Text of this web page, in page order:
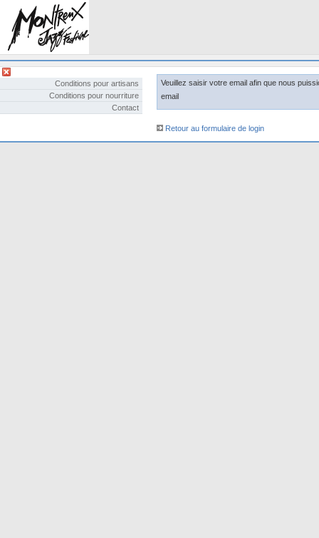
Conditions pour artisans
Conditions pour nourriture
Contact
Veuillez saisir votre email afin que nous
email
Retour au formulaire de login